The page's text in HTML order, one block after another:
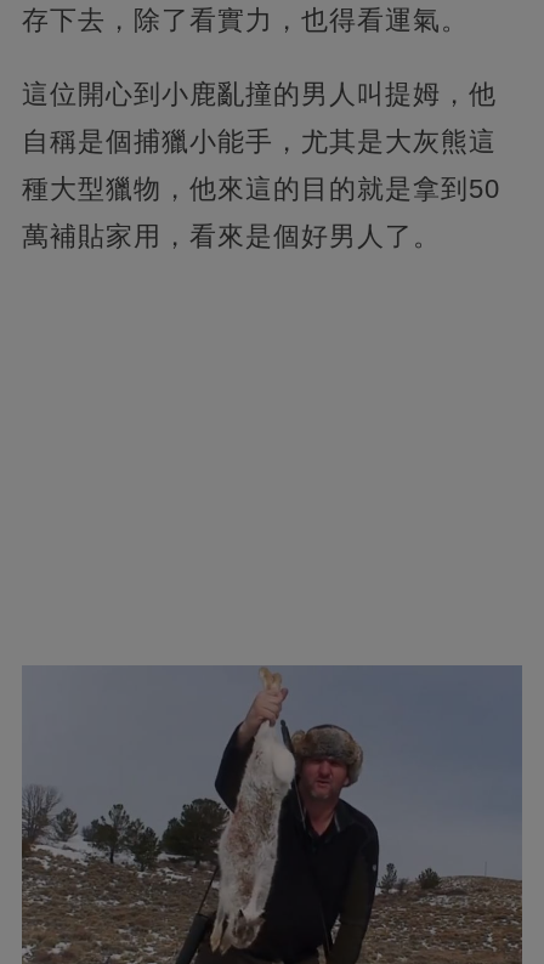
存下去，除了看實力，也得看運氣。
這位開心到小鹿亂撞的男人叫提姆，他
自稱是個捕獵小能手，尤其是大灰熊這
種大型獵物，他來這的目的就是拿到50
萬補貼家用，看來是個好男人了。